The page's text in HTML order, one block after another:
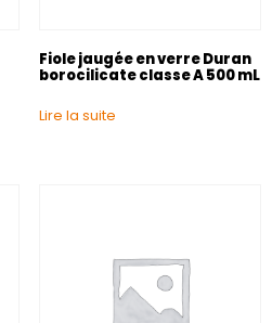
Fiole jaugée en verre Duran
borocilicate classe A 500 mL
Lire la suite